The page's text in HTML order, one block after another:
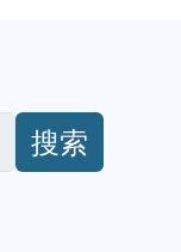
搜索